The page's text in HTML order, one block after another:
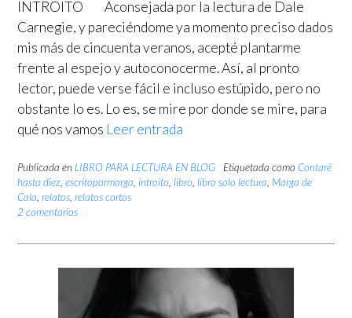
INTROITO Aconsejada por la lectura de Dale
Carnegie, y pareciéndome ya momento preciso dados
mis más de cincuenta veranos, acepté plantarme
frente al espejo y autoconocerme. Así, al pronto
lector, puede verse fácil e incluso estúpido, pero no
obstante lo es. Lo es, se mire por donde se mire, para
qué nos vamos Leer entrada
Publicada en LIBRO PARA LECTURA EN BLOG Etiquetada como Contaré
hasta diez escritopormarga introito libro libro solo lectura Marga de
Cala relatos relatos cortos
2 comentarios